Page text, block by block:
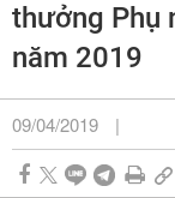
thưởng Phụ
năm 2019
09/04/2019 |